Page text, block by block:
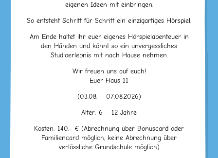
eigenen Ideen mit einbringen.
So entsteht Schritt für Schritt ein einzigartiges Hörspiel.
Am Ende haltet ihr euer eigenes Hörspielabenteuer in
den Händen und könnt so ein unvergessliches
Studioerlebnis mit nach Hause nehmen.
Wir freuen uns auf euch!
Euer Haus 11
(03.08. – 07.08.2026)
Alter: 6 – 12 Jahre
Kosten: 140,- € (Abrechnung über Bonuscard oder
Familiencard möglich, keine Abrechnung über
verlässliche Grundschule möglich)